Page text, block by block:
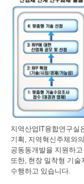
지역산업IT융합연구실
기획, 지역혁신주체와
공동동개발을 지원하고
또한, 현장 밀착형 기
수행하고 있습니다.